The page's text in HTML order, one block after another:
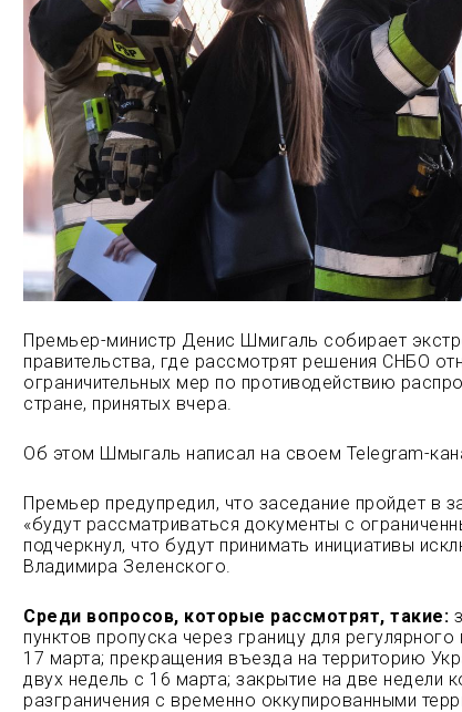
Премьер-министр Денис Шмигаль собирает
правительства, где рассмотрят решения СНБО
ограничительных мер по противодействию
стране, принятых вчера.
Об этом Шмыгаль написал на своем Telegram-
Премьер предупредил, что заседание пройдет в
«будут рассматриваться документы с
подчеркнул, что будут принимать инициативы
Владимира Зеленского.
Среди вопросов, которые рассмотрят, такие:
пунктов пропуска через границу для
17 марта; прекращения въезда на территорию
двух недель с 16 марта; закрытие на две недели
разграничения с временно оккупированными